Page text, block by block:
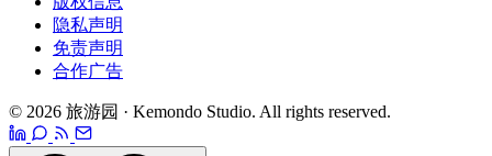
隐私声明
免责声明
合作广告
© 2026 旅游园 · Kemondo Studio. All rights reserved.